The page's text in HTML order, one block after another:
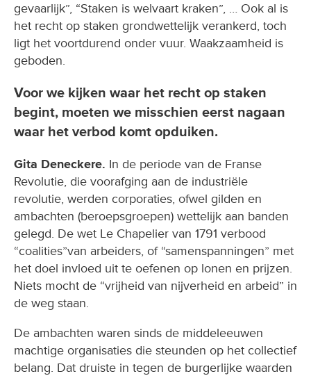
gevaarlijk”, “Staken is welvaart kraken”, … Ook al is
het recht op staken grondwettelijk verankerd, toch
ligt het voortdurend onder vuur. Waakzaamheid is
geboden.
Voor we kijken waar het recht op staken
begint, moeten we misschien eerst nagaan
waar het verbod komt opduiken.
Gita Deneckere. In de periode van de Franse
Revolutie, die voorafging aan de industriële
revolutie, werden corporaties, ofwel gilden en
ambachten (beroepsgroepen) wettelijk aan banden
gelegd. De wet Le Chapelier van 1791 verbood
“coalities”van arbeiders, of “samenspanningen” met
het doel invloed uit te oefenen op lonen en prijzen.
Niets mocht de “vrijheid van nijverheid en arbeid” in
de weg staan.
De ambachten waren sinds de middeleeuwen
machtige organisaties die steunden op het collectief
belang. Dat druiste in tegen de burgerlijke waarden